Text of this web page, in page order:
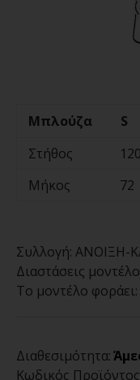
Μπλούζα S
Στήθος
120
Μήκος
72
Συλλογή: ΑΝΟΙΞΗ-
Διαστάσεις
Το μοντέλο φοράει:
Διαθεσιμότητα:
Κωδικός